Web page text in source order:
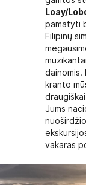
Loay/
pamatyti
Filipinų
dainomis.
kranto
Jums
vakaras